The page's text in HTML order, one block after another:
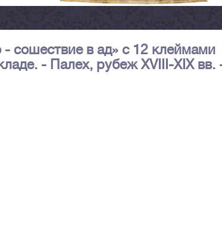
сошествие в ад» с 12 клеймами
- Палех, рубеж XVIII-XIX вв.